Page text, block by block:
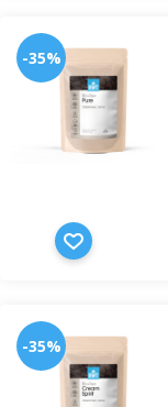
-35%
-35%